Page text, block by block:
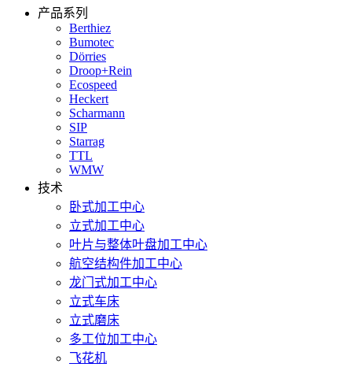
产品系列
Berthiez
Bumotec
Dörries
Droop+Rein
Ecospeed
Heckert
Scharmann
SIP
Starrag
TTL
WMW
技术
卧式加工中心
立式加工中心
叶片与整体叶盘加工中心
航空结构件加工中心
龙门式加工中心
立式车床
立式磨床
多工位加工中心
飞花机